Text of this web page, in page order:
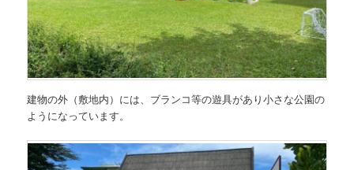
建物の外（敷地内）には、ブランコ等の遊具があり小さな公園の
ようになっています。